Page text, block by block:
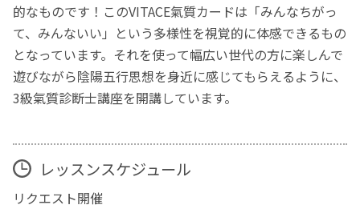
的なものです！このVITACE氣質カードは「みんなちがっ
て、みんないい」という多様性を視覚的に体感できるもの
となっています。それを使って幅広い世代の方に楽しんで
遊びながら陰陽五行思想を身近に感じてもらえるように、
3級氣質診断士講座を開講しています。
レッスンスケジュール
リクエスト開催